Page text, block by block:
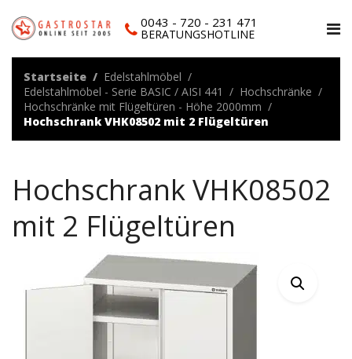
0043 - 720 - 231 471
BERATUNGSHOTLINE
Startseite
Edelstahlmöbel
Edelstahlmöbel - Serie BASIC / AISI 441
Hochschränke
Hochschränke mit Flügeltüren - Höhe 2000mm
Hochschrank VHK08502 mit 2 Flügeltüren
Hochschrank VHK08502
mit 2 Flügeltüren